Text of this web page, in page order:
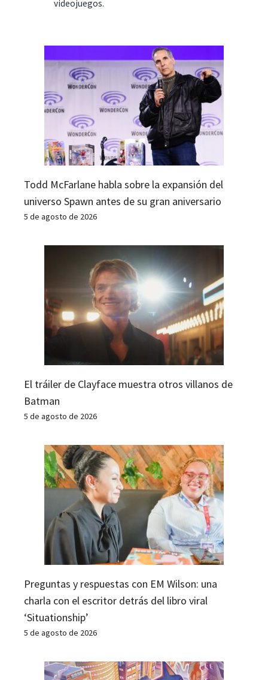
videojuegos.
Todd McFarlane habla sobre la expansión del
universo Spawn antes de su gran aniversario
5 de agosto de 2026
El tráiler de Clayface muestra otros villanos de
Batman
5 de agosto de 2026
Preguntas y respuestas con EM Wilson: una
charla con el escritor detrás del libro viral
‘Situationship’
5 de agosto de 2026